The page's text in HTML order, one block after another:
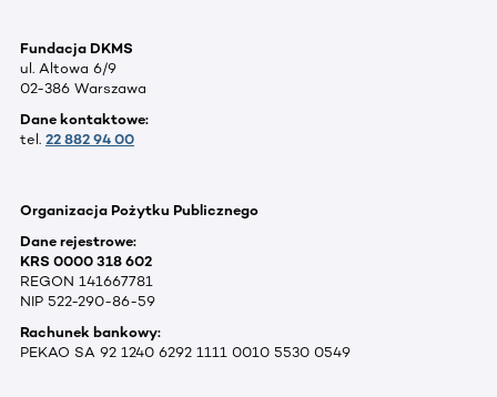
Fundacja DKMS
ul. Altowa 6/9
02-386 Warszawa
Dane kontaktowe:
tel. 22 882 94 00
Organizacja Pożytku Publicznego
Dane rejestrowe:
KRS 0000 318 602
REGON 141667781
NIP 522-290-86-59
Rachunek bankowy:
PEKAO SA 92 1240 6292 1111 0010 5530 0549